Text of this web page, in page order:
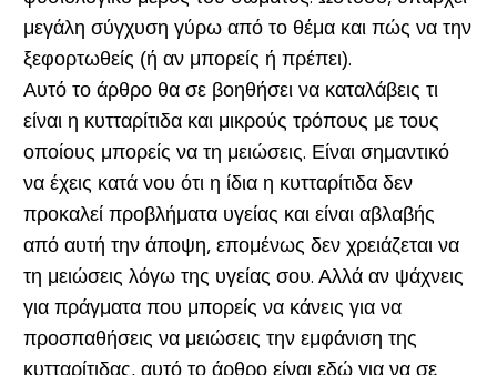
μεγάλη σύγχυση γύρω από το θέμα και πώς να την
ξεφορτωθείς (ή αν μπορείς ή πρέπει).
Αυτό το άρθρο θα σε βοηθήσει να καταλάβεις τι
είναι η κυτταρίτιδα και μικρούς τρόπους με τους
οποίους μπορείς να τη μειώσεις. Είναι σημαντικό
να έχεις κατά νου ότι η ίδια η κυτταρίτιδα δεν
προκαλεί προβλήματα υγείας και είναι αβλαβής
από αυτή την άποψη, επομένως δεν χρειάζεται να
τη μειώσεις λόγω της υγείας σου. Αλλά αν ψάχνεις
για πράγματα που μπορείς να κάνεις για να
προσπαθήσεις να μειώσεις την εμφάνιση της
κυτταρίτιδας, αυτό το άρθρο είναι εδώ για να σε